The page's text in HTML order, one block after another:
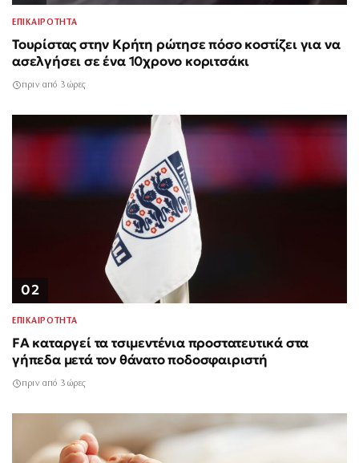
ΕΠΙΚΑΙΡΟΤΗΤΑ
Τουρίστας στην Κρήτη ρώτησε πόσο κοστίζει για να
ασελγήσει σε ένα 10χρονο κοριτσάκι
πριν από 3 ώρες
02
ΕΠΙΚΑΙΡΟΤΗΤΑ
FA καταργεί τα τσιμεντένια προστατευτικά στα
γήπεδα μετά τον θάνατο ποδοσφαιριστή
πριν από 3 ώρες